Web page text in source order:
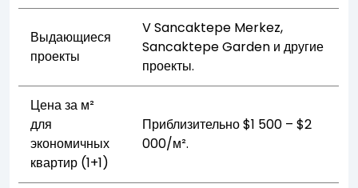
Выдающиеся
проекты
V Sancaktepe Merkez,
Sancaktepe Garden и другие
проекты.
Цена за м²
для
экономичных
квартир (1+1)
Приблизительно $1 500 – $2
000/м².